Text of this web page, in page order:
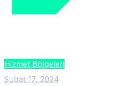
Hizmet Bölgeleri
Şubat 17, 2024